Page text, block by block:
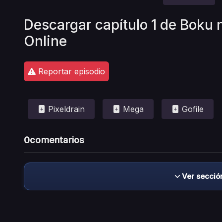
Descargar capítulo 1 de Boku
Online
Reportar episodio
Pixeldrain Mega Gofile
0comentarios
Ver